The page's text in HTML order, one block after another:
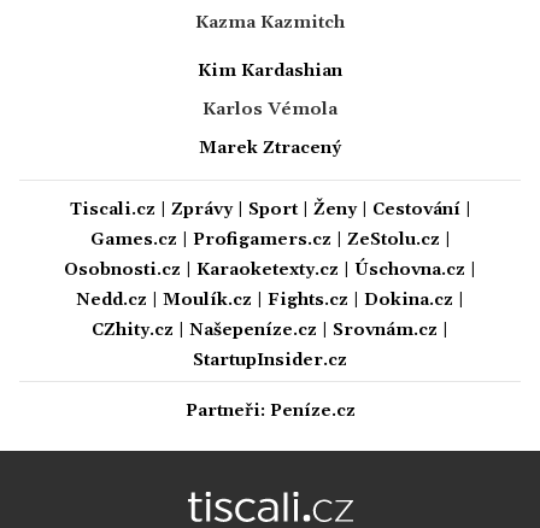
Kazma Kazmitch
Kim Kardashian
Karlos Vémola
Marek Ztracený
Tiscali.cz Zprávy| Sport| Ženy| Cestování|
Games.cz
Profigamers.cz ZeStolu.cz
Osobnosti.cz
Karaoketexty.cz Úschovna.cz
Nedd.cz
Moulík.cz Fights.cz Dokina.cz
CZhity.cz
Našepeníze.cz Srovnám.cz
StartupInsider.cz
Partneři: Peníze.cz